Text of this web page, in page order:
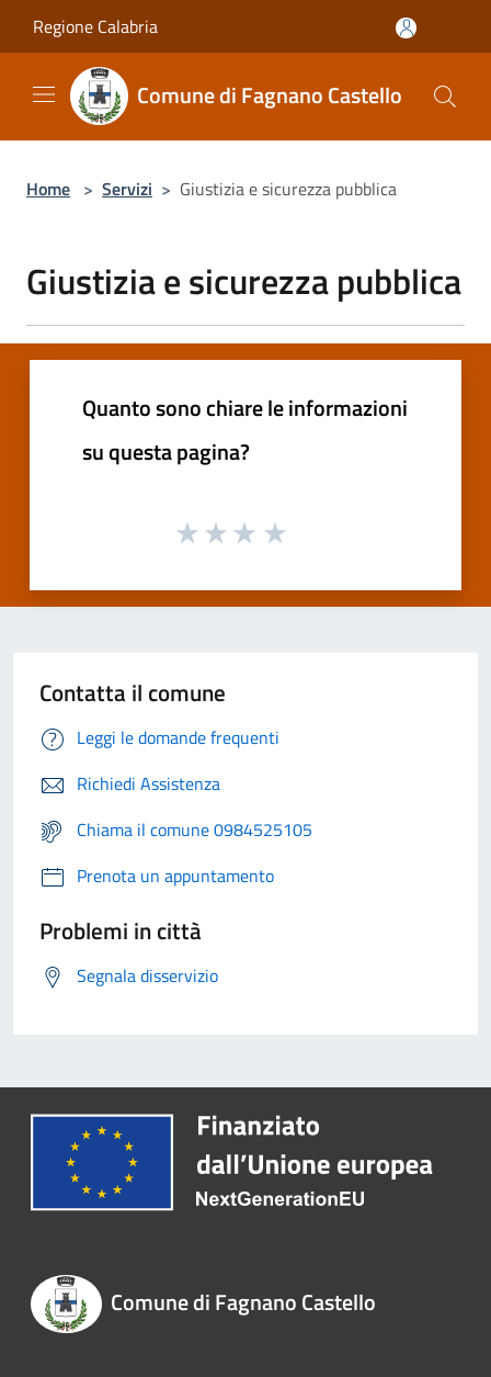
Regione Calabria
Comune di Fagnano Castello
Home > Servizi > Giustizia e sicurezza pubblica
Giustizia e sicurezza pubblica
Quanto sono chiare le informazioni
su questa pagina?
Contatta il comune
Leggi le domande frequenti
Richiedi Assistenza
Chiama il comune 0984525105
Prenota un appuntamento
Problemi in città
Segnala disservizio
Comune di Fagnano Castello